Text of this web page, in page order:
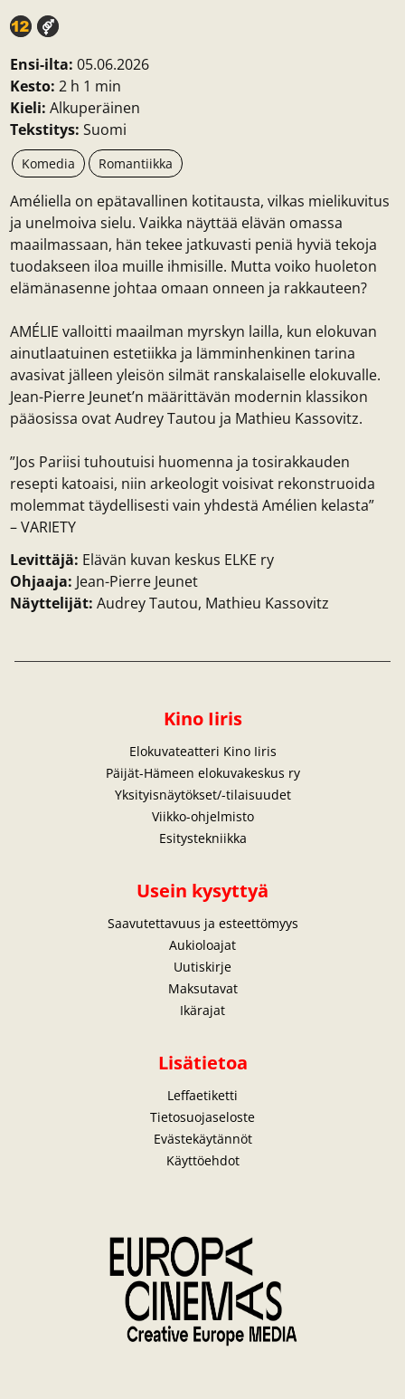
Ensi-ilta: 05.06.2026
Kesto: 2 h 1 min
Kieli: Alkuperäinen
Tekstitys: Suomi
Komedia Romantiikka
Améliella on epätavallinen kotitausta, vilkas mielikuvitus
ja unelmoiva sielu. Vaikka näyttää elävän omassa
maailmassaan, hän tekee jatkuvasti peniä hyviä tekoja
tuodakseen iloa muille ihmisille. Mutta voiko huoleton
elämänasenne johtaa omaan onneen ja rakkauteen?
AMÉLIE valloitti maailman myrskyn lailla, kun elokuvan
ainutlaatuinen estetiikka ja lämminhenkinen tarina
avasivat jälleen yleisön silmät ranskalaiselle elokuvalle.
Jean-Pierre Jeunet’n määrittävän modernin klassikon
pääosissa ovat Audrey Tautou ja Mathieu Kassovitz.
”Jos Pariisi tuhoutuisi huomenna ja tosirakkauden
resepti katoaisi, niin arkeologit voisivat rekonstruoida
molemmat täydellisesti vain yhdestä Amélien kelasta”
– VARIETY
Levittäjä: Elävän kuvan keskus ELKE ry
Ohjaaja: Jean-Pierre Jeunet
Näyttelijät: Audrey Tautou, Mathieu Kassovitz
Kino Iiris
Elokuvateatteri Kino Iiris
Päijät-Hämeen elokuvakeskus ry
Yksityisnäytökset/-tilaisuudet
Viikko-ohjelmisto
Esitystekniikka
Usein kysyttyä
Saavutettavuus ja esteettömyys
Aukioloajat
Uutiskirje
Maksutavat
Ikärajat
Lisätietoa
Leffaetiketti
Tietosuojaseloste
Evästekäytännöt
Käyttöehdot